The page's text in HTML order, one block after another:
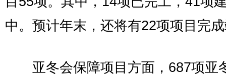
中。预计年末，还将有22项项目完
亚冬会保障项目方面，687项亚